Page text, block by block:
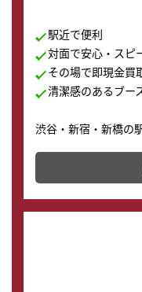
駅近で便利
対面で安心・スピ
その場で即現金買
清潔感のあるブー
渋谷・新宿・新橋の
その場で現金買取致
店舗を併設しており
の購入もできます♪